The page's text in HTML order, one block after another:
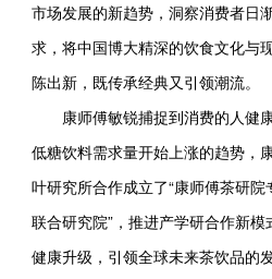
市场发展的新趋势，洞察消费者日
求，将中国博大精深的饮食文化与
陈出新，既传承经典又引领潮流。
康师傅敏锐捕捉到消费的人健康
低糖饮料需求量开始上涨的趋势，
叶研究所合作成立了“康师傅茶研院
联合研究院”，推进产学研合作新
健康升级，引领全球未来茶饮品的